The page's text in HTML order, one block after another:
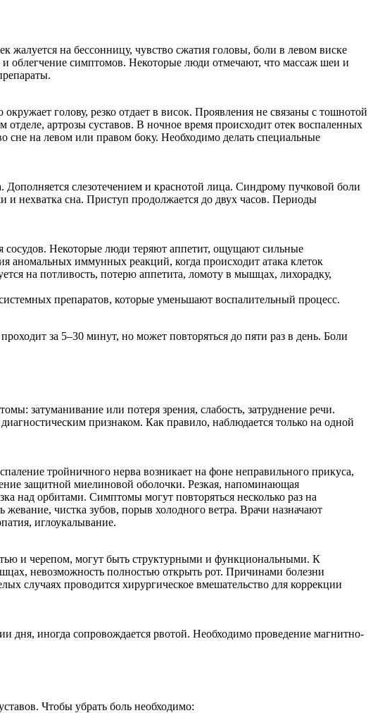
на бессонницу, чувство сжатия головы, боли в левом виске
облегчение симптомов. Некоторые люди отмечают, что массаж шеи и
голову, резко отдает в висок. Проявления не связаны с тошнотой
артрозы суставов. В ночное время происходит отек воспаленных
на левом или правом боку. Необходимо делать специальные
Дополняется слезотечением и краснотой лица. Синдрому пучковой боли
нехватка сна. Приступ продолжается до двух часов. Периоды
сосудов. Некоторые люди теряют аппетит, ощущают сильные
аномальных иммунных реакций, когда происходит атака клеток
на потливость, потерю аппетита, ломоту в мышцах, лихорадку,
препаратов, которые уменьшают воспалительный процесс.
за 5–30 минут, но может повторяться до пяти раз в день. Боли
затуманивание или потеря зрения, слабость, затруднение речи.
признаком. Как правило, наблюдается только на одной
тройничного нерва возникает на фоне неправильного прикуса,
защитной миелиновой оболочки. Резкая, напоминающая
над орбитами. Симптомы могут повторяться несколько раз на
чистка зубов, порыв холодного ветра. Врачи назначают
иглоукалывание.
и черепом, могут быть структурными и функциональными. К
невозможность полностью открыть рот. Причинами болезни
случаях проводится хирургическое вмешательство для коррекции
дня, иногда сопровождается рвотой. Необходимо проведение магнитно-
Чтобы убрать боль необходимо: